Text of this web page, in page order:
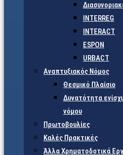
INTERREG
INTERACT
ESPON
URBACT
Αναπτυξιακός Νόμος
Θεσμικό Πλαίσιο
Δυνατότητα
νόμου
Πρωτοβουλίες
Καλές Πρακτικές
Άλλα Χρηματοδοτικά